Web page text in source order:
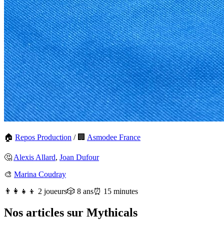
🏠 Repos Production / 🏢 Asmodee France
🤔 Alexis Allard, Joan Dufour
🎨 Marina Coudray
👨‍👩‍👧‍👦 2 joueurs🎲 8 ans⏰ 15 minutes
Nos articles sur Mythicals